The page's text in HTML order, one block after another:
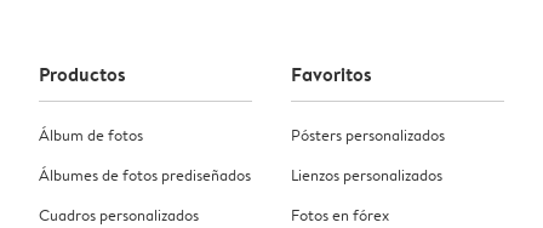
Productos
Álbum de fotos
Álbumes de fotos prediseñados
Cuadros personalizados
Favoritos
Pósters personalizados
Lienzos personalizados
Fotos en fórex